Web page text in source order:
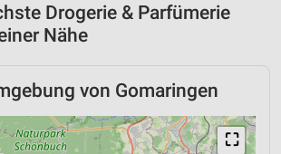
Drogerie & Parfümerie
Nähe
von Gomaringen
⛶